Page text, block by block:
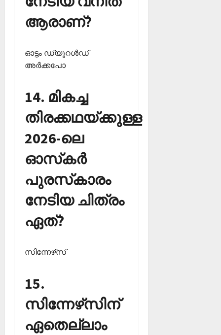
ആരാണ്?
ഓട്ടം ഡ്യൂറള്‍ഡ്
അര്‍ക്കപോ
14. മികച്ച
തിരക്കഥയ്ക്കുള്ള
2026-ലെ
ഓസ്‌കര്‍
പുരസ്‌കാരം
നേടിയ ചിത്രം
ഏത്?
സിന്നേഴ്‌സ്
15.
സിന്നേഴ്‌സിന്
ഏതെല്ലാം